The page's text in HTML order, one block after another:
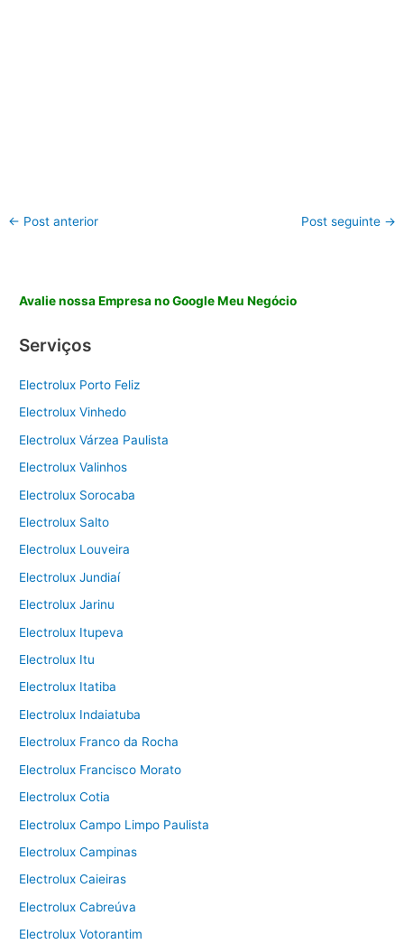
← Post anterior Post seguinte →
Avalie nossa Empresa no Google Meu Negócio
Serviços
Electrolux Porto Feliz
Electrolux Vinhedo
Electrolux Várzea Paulista
Electrolux Valinhos
Electrolux Sorocaba
Electrolux Salto
Electrolux Louveira
Electrolux Jundiaí
Electrolux Jarinu
Electrolux Itupeva
Electrolux Itu
Electrolux Itatiba
Electrolux Indaiatuba
Electrolux Franco da Rocha
Electrolux Francisco Morato
Electrolux Cotia
Electrolux Campo Limpo Paulista
Electrolux Campinas
Electrolux Caieiras
Electrolux Cabreúva
Electrolux Votorantim